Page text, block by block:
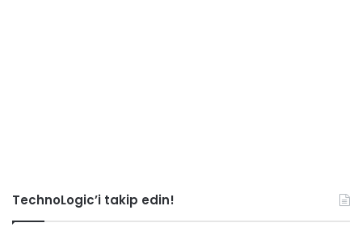
TechnoLogic’i takip edin!